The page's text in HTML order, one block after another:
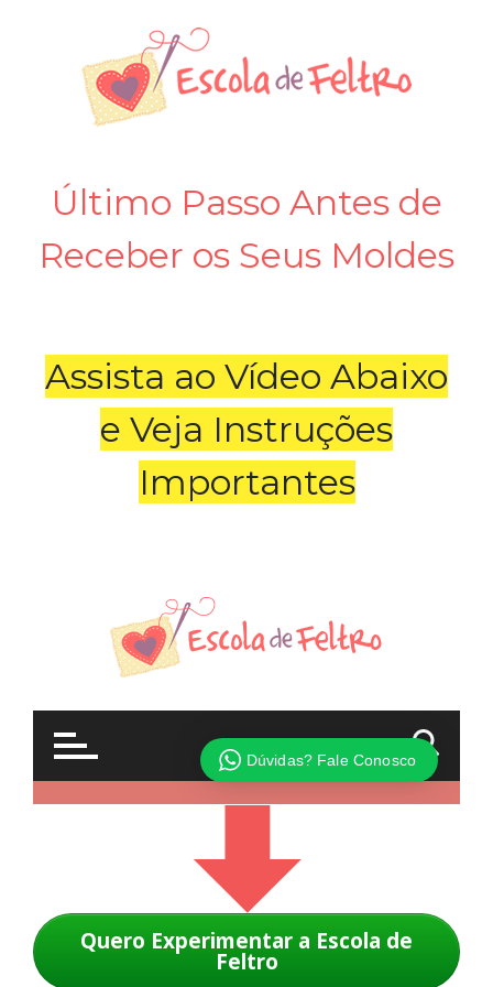
Último Passo Antes de
Receber os Seus Moldes
Assista ao Vídeo Abaixo
e Veja Instruções
Importantes
Quero Experimentar a Escola de
Feltro